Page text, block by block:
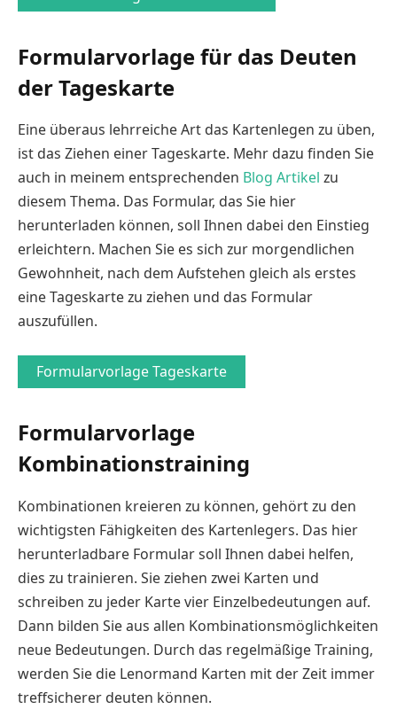
Formularvorlage für das Deuten
der Tageskarte
Eine überaus lehrreiche Art das Kartenlegen zu üben,
ist das Ziehen einer Tageskarte. Mehr dazu finden Sie
auch in meinem entsprechenden Blog Artikel zu
diesem Thema. Das Formular, das Sie hier
herunterladen können, soll Ihnen dabei den Einstieg
erleichtern. Machen Sie es sich zur morgendlichen
Gewohnheit, nach dem Aufstehen gleich als erstes
eine Tageskarte zu ziehen und das Formular
auszufüllen.
Formularvorlage Tageskarte
Formularvorlage
Kombinationstraining
Kombinationen kreieren zu können, gehört zu den
wichtigsten Fähigkeiten des Kartenlegers. Das hier
herunterladbare Formular soll Ihnen dabei helfen,
dies zu trainieren. Sie ziehen zwei Karten und
schreiben zu jeder Karte vier Einzelbedeutungen auf.
Dann bilden Sie aus allen Kombinationsmöglichkeiten
neue Bedeutungen. Durch das regelmäßige Training,
werden Sie die Lenormand Karten mit der Zeit immer
treffsicherer deuten können.